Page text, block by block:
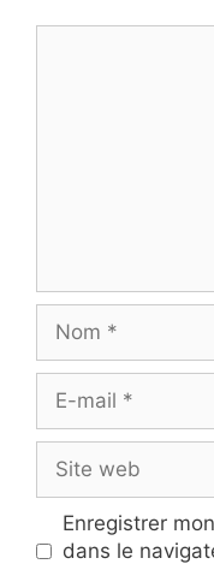
mail
web
Enregistrer
dans le